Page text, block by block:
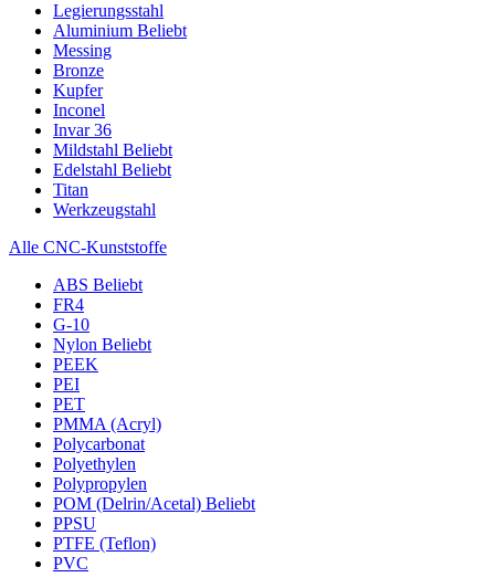
Legierungsstahl
Aluminium Beliebt
Messing
Bronze
Kupfer
Inconel
Invar 36
Mildstahl Beliebt
Edelstahl Beliebt
Titan
Werkzeugstahl
Alle CNC-Kunststoffe
ABS Beliebt
FR4
G-10
Nylon Beliebt
PEEK
PEI
PET
PMMA (Acryl)
Polycarbonat
Polyethylen
Polypropylen
POM (Delrin/Acetal) Beliebt
PPSU
PTFE (Teflon)
PVC